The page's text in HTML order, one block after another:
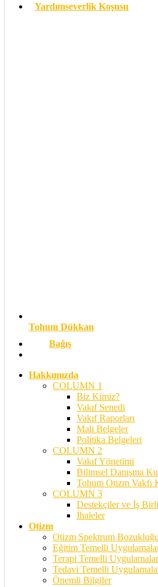
Yardımseverlik Koşusu
Tohum Dükkan
Bağış
Hakkımızda
COLUMN 1
Biz Kimiz?
Vakıf Senedi
Vakıf Raporları
Mali Belgeler
Politika Belgeleri
COLUMN 2
Vakıf Yönetimi
Bilimsel Danışma
Tohum Otizm Vakfı
COLUMN 3
Destekçiler ve İş
İhaleler
Otizm
Otizm Spektrum Bozukluğu
Eğitim Temelli
Terapi Temelli Uygulamalar
Tedavi Temelli
Önemli Bilgiler